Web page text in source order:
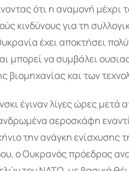
ότι η αναμονή μέχρι
κινδύνους για τη
έχει αποκτήσει
μπορεί να συμβάλει
βιομηχανίας και των
έγιναν λίγες ώρες
αεροσκάφη
την ανάγκη ενίσχυσης
ο Ουκρανός πρόεδρος